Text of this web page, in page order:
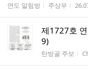
게시판명
연도 알림방 작성자
주상우 작성
제1727호
9)
게시판명
탄방골 주보